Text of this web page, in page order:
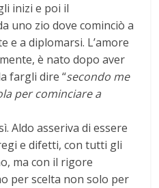
inizi e poi il
uno zio dove cominciò a
a diplomarsi. L’amore
è nato dopo aver
fargli dire “secondo me
per cominciare a
Aldo asseriva di essere
e difetti, con tutti gli
ma con il rigore
per scelta non solo per